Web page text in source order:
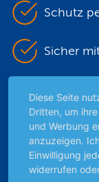
Schutz
Sicher
Highlights
Archiv
Börsenbericht
Börsengerüchte
Diese Seite
Dritten, um
und Werbung
anzuzeigen.
Einwilligung
widerrufen